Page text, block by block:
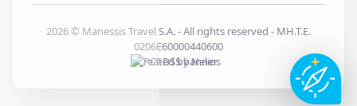
2026© Manessis Travel S.A. - All rights reserved - MH.T.E.
0206E60000440600
Created byNelios